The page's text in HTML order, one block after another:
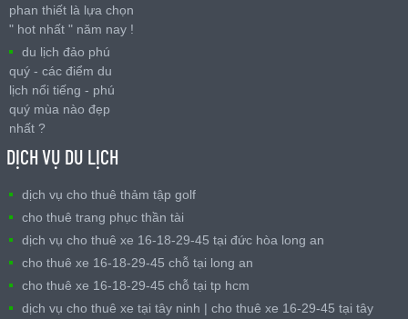
phan thiết là lựa chọn
" hot nhất " năm nay !
du lịch đảo phú
quý - các điểm du
lịch nổi tiếng - phú
quý mùa nào đẹp
nhất ?
DỊCH VỤ DU LỊCH
dịch vụ cho thuê thảm tập golf
cho thuê trang phục thần tài
dịch vụ cho thuê xe 16-18-29-45 tại đức hòa long an
cho thuê xe 16-18-29-45 chỗ tại long an
cho thuê xe 16-18-29-45 chỗ tại tp hcm
dịch vụ cho thuê xe tại tây ninh | cho thuê xe 16-29-45 tại tây